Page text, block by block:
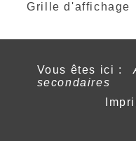
Grille d'affichage
Vous êtes ici :
secondaires